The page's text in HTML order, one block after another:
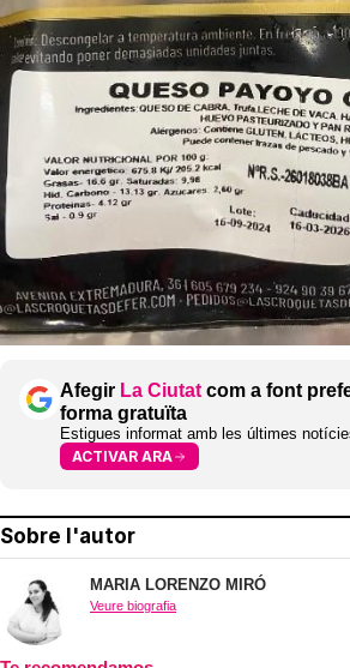
Afegir La Ciutat com a font
forma gratuïta
Estigues informat amb les últimes
ACTIVAR ARA
Sobre l'autor
MARIA LORENZO MIRÓ
Veure biografia